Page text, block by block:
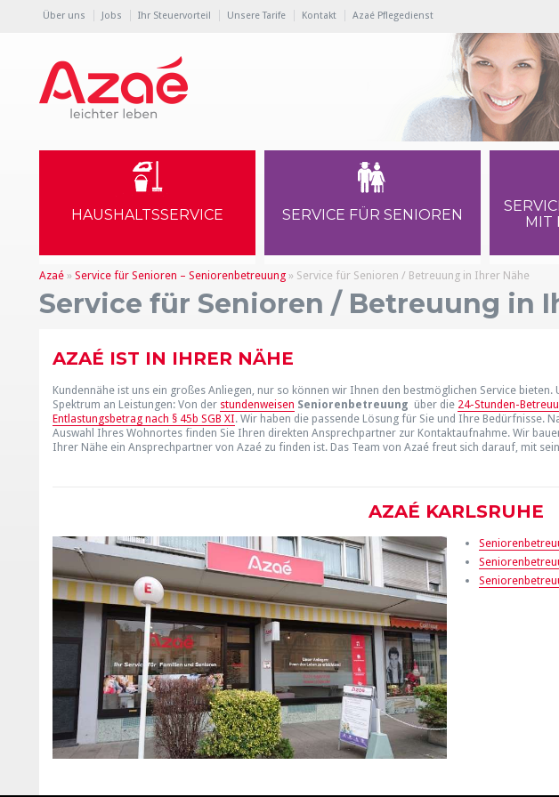
Über uns Jobs Ihr Steuervorteil Unsere Tarife Kontakt Azaé Pflegedienst
HAUSHALTSSERVICE SERVICE FÜR SENIOREN
MIT
Azaé» Service für Senioren – Seniorenbetreuung» Service für Senioren / Betreuung in Ihrer Nähe
Service für Senioren / Betreuung in
AZAÉ IST IN IHRER NÄHE
Kundennähe ist uns ein großes Anliegen, nur so können wir Ihnen den bestmöglichen Service bieten.
Spektrum an Leistungen: Von der stundenweisen Seniorenbetreuung über die 24-Stunden-
Entlastungsbetrag nach § 45b SGB XI. Wir haben die passende Lösung für Sie und Ihre Bedürfnisse.
Auswahl Ihres Wohnortes finden Sie Ihren direkten Ansprechpartner zur Kontaktaufnahme. Wir
Ihrer Nähe ein Ansprechpartner von Azaé zu finden ist. Das Team von Azaé freut sich darauf, mit
AZAÉ KARLSRUHE